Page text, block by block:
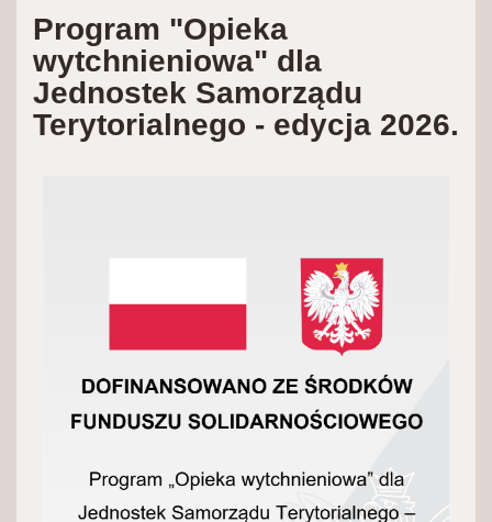
Program "Opieka
wytchnieniowa" dla
Jednostek Samorządu
Terytorialnego - edycja 2026.